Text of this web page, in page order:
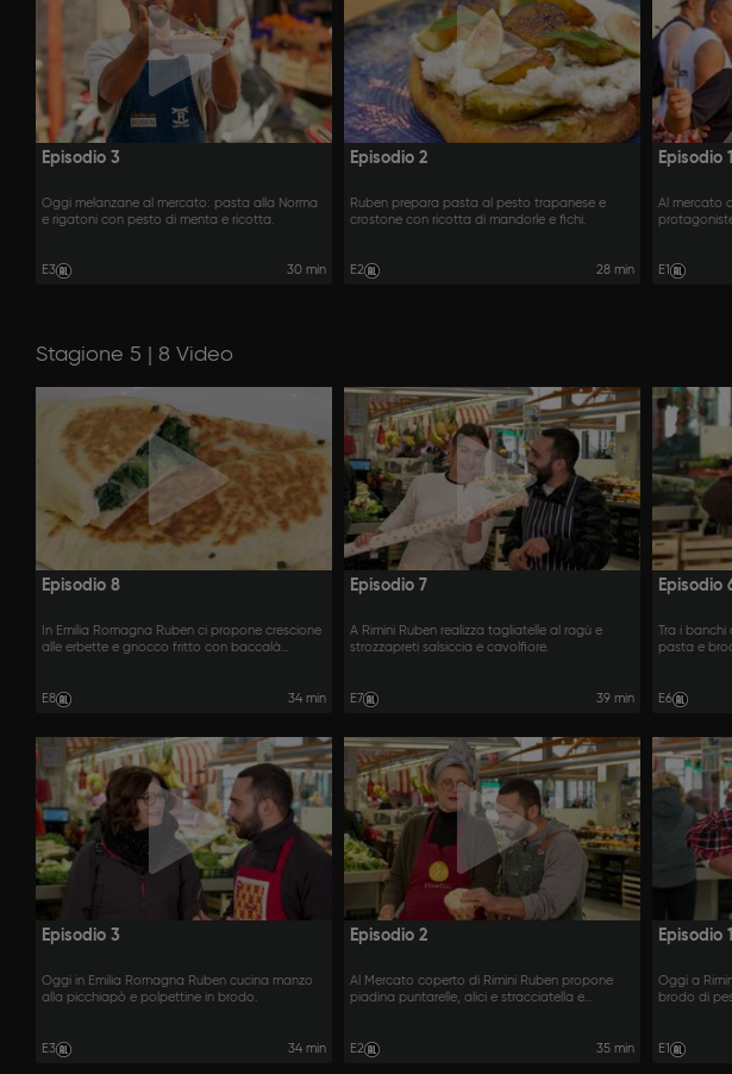
Episodio 3
Oggi melanzane al mercato: pasta alla Norma
e rigatoni con pesto di menta e ricotta.
E3 30 min
Episodio 2
Ruben prepara pasta al pesto trapanese e
crostone con ricotta di mandorle e fichi.
E2 28 min
Episodio 1
Al mercato
E1
Stagione 5 | 8 Video
Episodio 8
In Emilia Romagna Ruben ci propone crescione
alle erbette e gnocco fritto con baccalà
E8 34 min
Episodio 7
A Rimini Ruben realizza tagliatelle al ragù e
strozzapreti salsiccia e cavolfiore.
E7 39 min
Episodio
Tra i banchi
pasta e
E6
Episodio 3
Oggi in Emilia Romagna Ruben cucina manzo
alla picchiapò e polpettine in brodo.
E3 34 min
Episodio 2
Al Mercato coperto di Rimini Ruben propone
piadina puntarelle, alici e stracciatella e
E2 35 min
Episodio 1
Oggi a
brodo di
E1